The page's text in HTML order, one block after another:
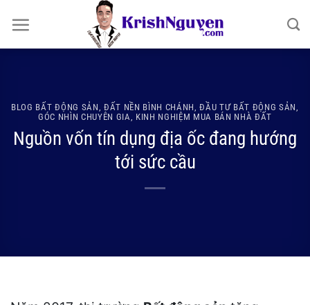
qua
nội
BLOG BẤT ĐỘNG SẢN ĐẤT NỀN BÌNH CHÁNH ,ĐẦU TƯ BẤT ĐỘNG SẢN
GÓC NHÌN CHUYÊN GIA
KINH NGHIỆM MUA BÁN NHÀ ĐẤT
Nguồn vốn tín dụng địa ốc đang hướng
tới sức cầu